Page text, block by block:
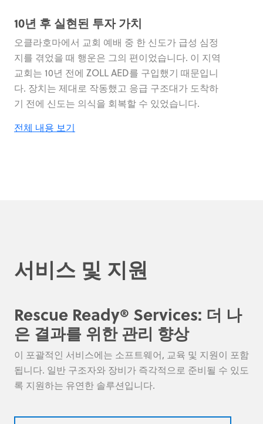
10년 후 실현된 투자 가치
오클라호마에서 교회 예배 중 한 신도가 급성 심정
지를 겪었을 때 행운은 그의 편이었습니다. 이 지역
교회는 10년 전에 ZOLL AED를 구입했기 때문입니
다. 장치는 제대로 작동했고 응급 구조대가 도착하
기 전에 신도는 의식을 회복할 수 있었습니다.
전체 내용 보기
서비스 및 지원
Rescue Ready® Services: 더 나
은 결과를 위한 관리 향상
이 포괄적인 서비스에는 소프트웨어, 교육 및 지원이 포함
됩니다. 일반 구조자와 장비가 즉각적으로 준비될 수 있도
록 지원하는 유연한 솔루션입니다.